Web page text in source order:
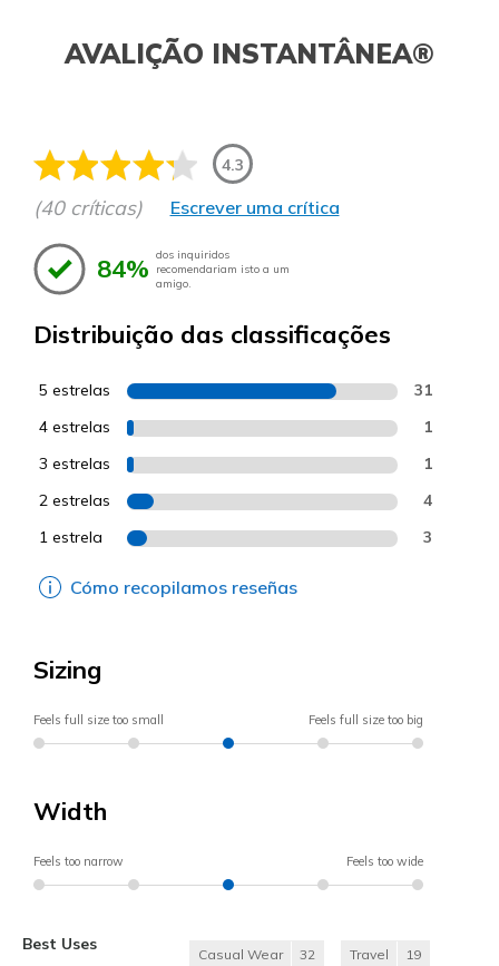
AVALIÇÃO INSTANTÂNEA®
4.3
(40 críticas) Escrever uma crítica
84% dos inquiridos
recomendariam isto a um
amigo.
Distribuição das classificações
5 estrelas 31
4 estrelas 1
3 estrelas 1
2 estrelas 4
1 estrela 3
Cómo recopilamos reseñas
Sizing
Feels full size too small Feels full size too big
Width
Feels too narrow Feels too wide
Best Uses
Casual Wear 32 Travel 19